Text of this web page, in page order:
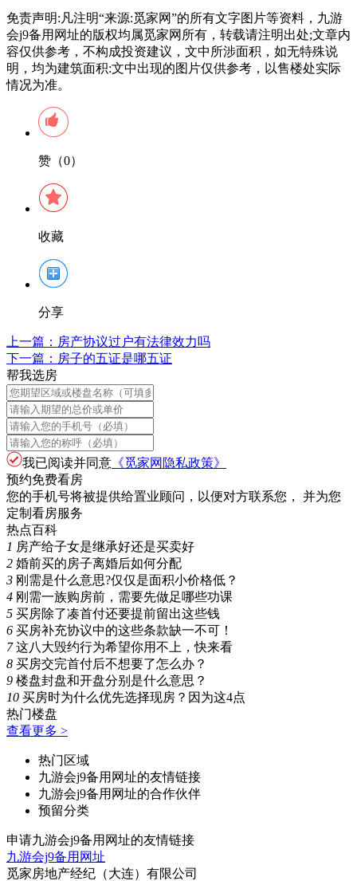
免责声明:凡注明“来源:觅家网”的所有文字图片等资料，九游
会j9备用网址的版权均属觅家网所有，转载请注明出处;文章内
容仅供参考，不构成投资建议，文中所涉面积，如无特殊说
明，均为建筑面积:文中出现的图片仅供参考，以售楼处实际
情况为准。
赞（0）
收藏
分享
上一篇： 房产协议过户有法律效力吗
下一篇： 房子的五证是哪五证
帮我选房
我已阅读并同意 《觅家网隐私政策》
预约免费看房
您的手机号将被提供给置业顾问，以便对方联系您， 并为您
定制看房服务
热点百科
1 房产给子女是继承好还是买卖好
2 婚前买的房子离婚后如何分配
3 刚需是什么意思?仅仅是面积小价格低？
4 刚需一族购房前，需要先做足哪些功课
5 买房除了凑首付还要提前留出这些钱
6 买房补充协议中的这些条款缺一不可！
7 这八大毁约行为希望你用不上，快来看
8 买房交完首付后不想要了怎么办？
9 楼盘封盘和开盘分别是什么意思？
10 买房时为什么优先选择现房？因为这4点
热门楼盘
查看更多 >
热门区域
九游会j9备用网址的友情链接
九游会j9备用网址的合作伙伴
预留分类
申请九游会j9备用网址的友情链接
九游会j9备用网址
觅家房地产经纪（大连）有限公司